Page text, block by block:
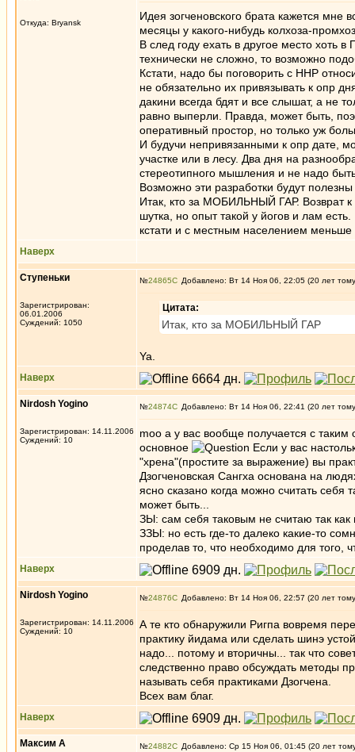
Откуда: Bryansk
Идея зогченовского брата кажется
месяцы у какого-нибудь колхоза-
В след году ехать в другое место хоть
технически не сложно, то возможно
Кстати, надо бы поговорить с ННР
не обязательно их привязывать к опр
дакини всегда бдят и все слышат, а не
равно выперли. Правда, может быть,
оперативный простор, но только уж
И будучи непривязанными к опр
участке или в лесу. Два дня на
стереотипного мышления и не надо
Возможно эти разработки будут
Итак, кто за МОБИЛЬНЫЙ ГАР. Возврат
шутка, но опыт такой у йогов и лам есть.
кстати и с местным населением
Наверх
Ступеньки
Зарегистрирован:
06.01.2006
Суждений: 1050
№24865 Добавлено: Вт 14 Ноя 06, 22:05 (20 лет
Цитата:
Итак, кто за МОБИЛЬНЫЙ ГАР
Ya.
Наверх
Nirdosh Yogino
Зарегистрирован: 14.11.2006
Суждений: 10
№24874 Добавлено: Вт 14 Ноя 06, 22:41 (20 лет
moo а у вас вообще получается с
основное
Если у вас
"хрена"(простите за выражение) вы
Дзогченовская Сангха основана на
ясно сказано когда можно считать
может быть...
ЗЫ: сам себя таковым не считаю так как
ЗЗЫ: но есть где-то далеко какие-то
проделав то, что необходимо для того,
Наверх
Nirdosh Yogino
Зарегистрирован: 14.11.2006
Суждений: 10
№24876 Добавлено: Вт 14 Ноя 06, 22:57 (20 лет
А те кто обнаружили Ригпа вовремя
практику йидама или сделать шинэ
надо... потому и вторичны... так что
следственно право обсуждать методы
называть себя практиками Дзогчена.
Всех вам благ.
Наверх
Максим А №24882 Добавлено: Ср 15 Ноя 06, 01:45 (20 лет